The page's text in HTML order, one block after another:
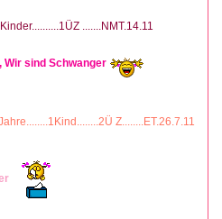
.......NMT.14.11
Wir sind Schwanger
Z........ET.26.7.11